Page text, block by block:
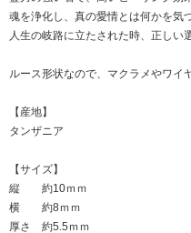
魂を浄化し、真の愛情とは何かを気
人生の岐路に立たされた時、正しい
ルース形状なので、マクラメやワイ
【産地】
タンザニア
【サイズ】
縦 約10ｍｍ
横 約8ｍｍ
厚さ 約5.5ｍｍ